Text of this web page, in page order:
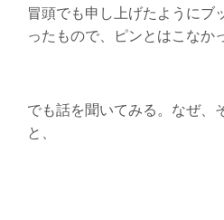
冒頭でも申し上げたようにブ
ったもので、ピンとはこなか
でも話を聞いてみる。なぜ、
と、